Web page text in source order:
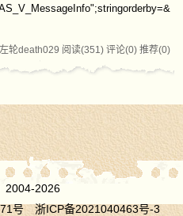
轮death029 阅读(351) 评论(0) 推荐(0)
2026
号
浙ICP备2021040463号-3